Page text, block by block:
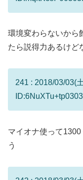
環境変わらないから
たら説得力あるけど
241 : 2018/03/03(
マイオナ使って
う